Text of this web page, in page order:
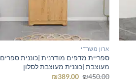
ארון משרדי
ספריית מדפים מודרנית |כוננית ספרים
מעוצבת |כוננית מעוצבת לסלון
₪450.00
המחיר ₪389.00